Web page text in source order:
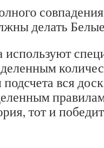
делать
вся
тот и